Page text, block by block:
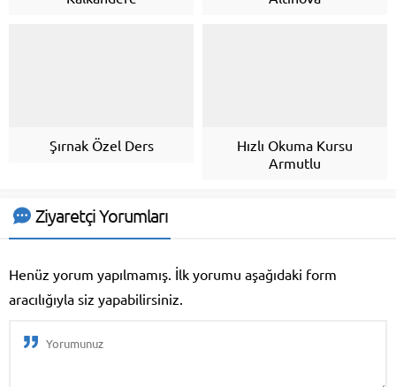
Şırnak Özel Ders
Hızlı Okuma Kursu
Armutlu
Ziyaretçi Yorumları
Henüz yorum yapılmamış. İlk yorumu aşağıdaki form
aracılığıyla siz yapabilirsiniz.